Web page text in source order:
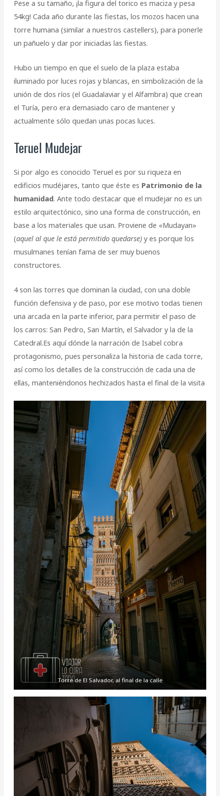
Pese a su tamaño, ¡la figura del torico es maciza y pesa
54kg! Cada año durante las fiestas, los mozos hacen una
torre humana (similar a nuestros castellers), para ponerle
un pañuelo y dar por iniciadas las fiestas.
Hubo un tiempo en que el suelo de la plaza estaba
iluminado por luces rojas y blancas, en simbolización de la
unión de dos ríos (el Guadalaviar y el Alfambra) que crean
el Turía, pero era demasiado caro de mantener y
actualmente sólo quedan unas pocas luces.
Teruel Mudejar
Si por algo es conocido Teruel es por su riqueza en
edificios mudéjares, tanto que éste es Patrimonio de la
humanidad. Ante todo destacar que el mudejar no es un
estilo arquitectónico, sino una forma de construcción, en
base a los materiales que usan. Proviene de «Mudayan»
(aquel al que le está permitido quedarse)y es porque los
musulmanes tenían fama de ser muy buenos
constructores.
4 son las torres que dominan la ciudad, con una doble
función defensiva y de paso, por ese motivo todas tienen
una arcada en la parte inferior, para permitir el paso de
los carros: San Pedro, San Martín, el Salvador y la de la
Catedral.Es aquí dónde la narración de Isabel cobra
protagonismo, pues personaliza la historia de cada torre,
así como los detalles de la construcción de cada una de
ellas, manteniéndonos hechizados hasta el final de la visita
Torre de El Salvador, al final de la calle